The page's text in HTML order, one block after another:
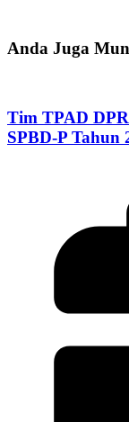
Anda Juga
Tim TPAD
SPBD-P Tahun